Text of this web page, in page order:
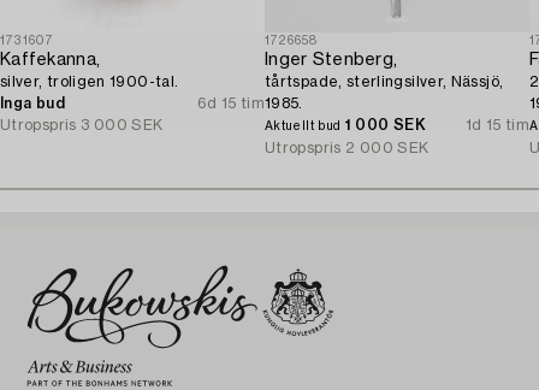
1731607
Kaffekanna,
silver, troligen 1900-tal.
Inga bud
6d 15 tim
Utropspris 3 000 SEK
1726658
Inger Stenberg,
tårtspade, sterlingsilver, Nässjö,
1985.
Aktuellt bud 1 000 SEK
1d 15 tim
Utropspris 2 000 SEK